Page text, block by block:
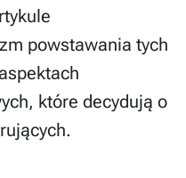
powstawania tych
które decydują o